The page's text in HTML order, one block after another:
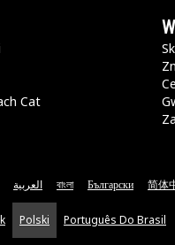
Cat
العربية বাংলা Български 简体
Polski Português Do Brasil